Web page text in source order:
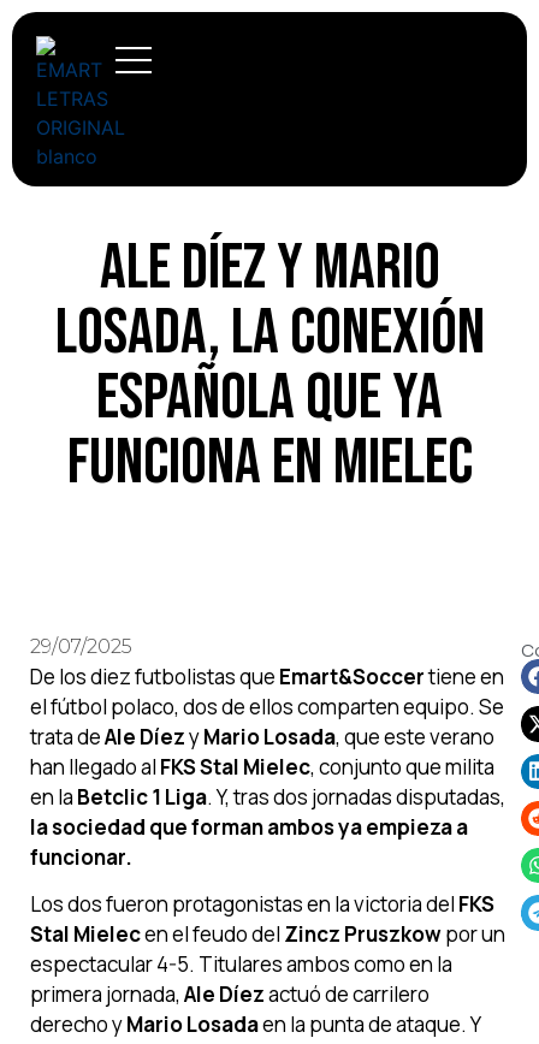
Ale Díez y Mario
Losada, la conexión
española que ya
funciona en Mielec
29/07/2025
De los diez futbolistas que Emart&Soccertiene en
el fútbol polaco, dos de ellos comparten equipo. Se
trata deAle DíezyMario Losada, que este verano
han llegado al FKS Stal Mielec, conjunto que milita
en la Betclic 1 Liga. Y, tras dos jornadas disputadas,
la sociedad que forman ambos ya empieza a
funcionar.
Los dos fueron protagonistas en la victoria del FKS
Stal Mielecen el feudo del Zincz Pruszkowpor un
espectacular 4-5. Titulares ambos como en la
primera jornada, Ale Díezactuó de carrilero
derecho yMario Losadaen la punta de ataque. Y